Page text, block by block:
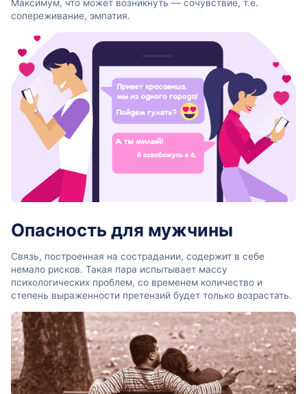
Максимум, что может возникнуть — сочувствие, т.е.
сопереживание, эмпатия.
Опасность для мужчины
Связь, построенная на сострадании, содержит в себе
немало рисков. Такая пара испытывает массу
психологических проблем, со временем количество и
степень выраженности претензий будет только возрастать.